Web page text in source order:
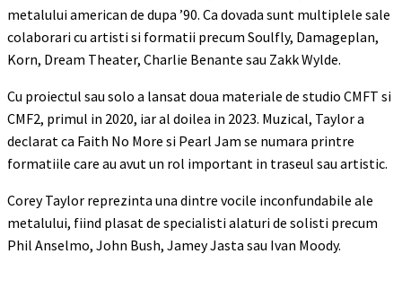
metalului american de dupa ’90. Ca dovada sunt multiplele sale
colaborari cu artisti si formatii precum Soulfly, Damageplan,
Korn, Dream Theater, Charlie Benante sau Zakk Wylde.
Cu proiectul sau solo a lansat doua materiale de studio CMFT si
CMF2, primul in 2020, iar al doilea in 2023. Muzical, Taylor a
declarat ca Faith No More si Pearl Jam se numara printre
formatiile care au avut un rol important in traseul sau artistic.
Corey Taylor reprezinta una dintre vocile inconfundabile ale
metalului, fiind plasat de specialisti alaturi de solisti precum
Phil Anselmo, John Bush, Jamey Jasta sau Ivan Moody.